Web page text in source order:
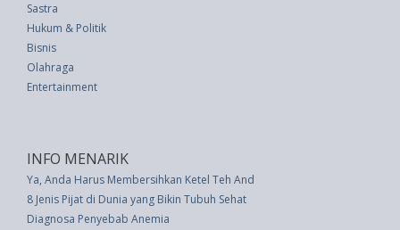
Sastra
Hukum & Politik
Bisnis
Olahraga
Entertainment
INFO MENARIK
Ya, Anda Harus Membersihkan Ketel Teh Anda�Begini Caranya
8 Jenis Pijat di Dunia yang Bikin Tubuh Sehat
Diagnosa Penyebab Anemia